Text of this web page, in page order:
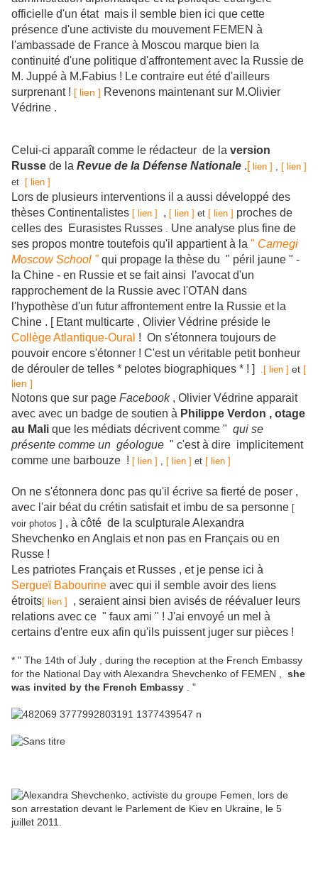
officielle d'un état mais il semble bien ici que cette
présence d'une activiste du mouvement FEMEN à
l'ambassade de France à Moscou marque bien la
continuité d'une politique d'affrontement avec la Russie de
M. Juppé à M.Fabius ! Le contraire eut été d'ailleurs
surprenant ! [ lien ] Revenons maintenant sur M.Olivier
Védrine .
Celui-ci apparaît comme le rédacteur de la version
Russe de la Revue de la Défense Nationale .[ lien ] , [ lien ]
et
[ lien ]
Lors de plusieurs interventions il a aussi développé des
thèses Continentalistes [ lien ] , [ lien ] et [ lien ] proches de
celles des Eurasistes Russes . Une analyse plus fine de
ses propos montre toutefois qu'il appartient à la " Carnegi
Moscow School "qui propage la thèse du " péril jaune " -
la Chine - en Russie et se fait ainsi l'avocat d'un
rapprochement de la Russie avec l'OTAN dans
l'hypothèse d'un futur affrontement entre la Russie et la
Chine . [ Etant multicarte , Olivier Védrine préside le
Collège Atlantique-Oural ! On s'étonnera toujours de
pouvoir encore s'étonner ! C'est un véritable petit bonheur
de dérouler de telles * pelotes biographiques * ! ]
.[ lien ] et [
lien ]
Notons que sur page Facebook, Olivier Védrine apparait
avec avec un badge de soutien à Philippe Verdon , otage
au Mali que les médiats décrivent comme " qui se
présente comme un géologue " c'est à dire implicitement
comme une barbouze ! [ lien ] , [ lien ] et [ lien ]
On ne s'étonnera donc pas qu'il écrive sa fierté de poser ,
avec l'air béat du crétin satisfait et imbu de sa personne [
voir photos ] , à côté de la sculpturale Alexandra
Shevchenko en Anglais et non pas en Français ou en
Russe !
Les patriotes Français et Russes , et je pense ici à
Sergueï Babourine avec qui il semble avoir des liens
étroits[ lien ]
, seraient ainsi bien avisés de réévaluer leurs
relations avec ce " faux ami " ! J'ai envoyé un mel à
certains d'entre eux afin qu'ils puissent juger sur pièces !
* " The 14th of July , during the reception at the French Embassy
for the National Day with Alexandra Shevchenko of FEMEN ,
she
was invited by the French Embassy . "